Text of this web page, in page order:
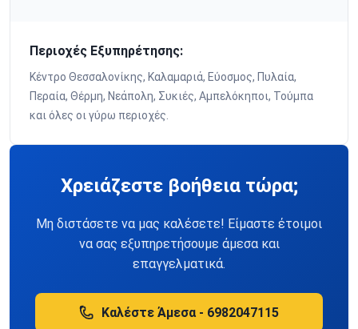
Περιοχές Εξυπηρέτησης:
Κέντρο Θεσσαλονίκης, Καλαμαριά, Εύοσμος, Πυλαία,
Περαία, Θέρμη, Νεάπολη, Συκιές, Αμπελόκηποι, Τούμπα
και όλες οι γύρω περιοχές.
Χρειάζεστε βοήθεια τώρα;
Μη διστάσετε να μας καλέσετε! Είμαστε έτοιμοι
να σας εξυπηρετήσουμε άμεσα και
επαγγελματικά.
Καλέστε Άμεσα - 6982047115